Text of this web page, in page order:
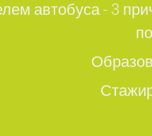
автобуса - 3